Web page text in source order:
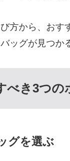
方から、おす
ッグが見つか
べき3つの
グを選ぶ